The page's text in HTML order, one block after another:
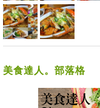
美食達人。部落格